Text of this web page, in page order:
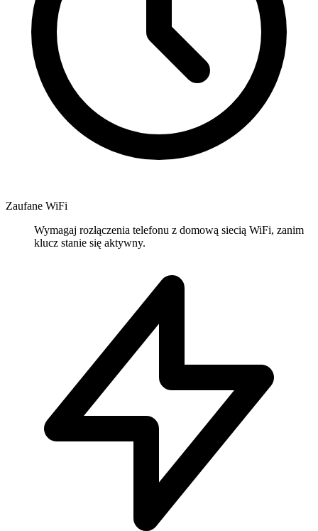
Zaufane WiFi
Wymagaj rozłączenia telefonu z domową siecią WiFi, zanim
klucz stanie się aktywny.